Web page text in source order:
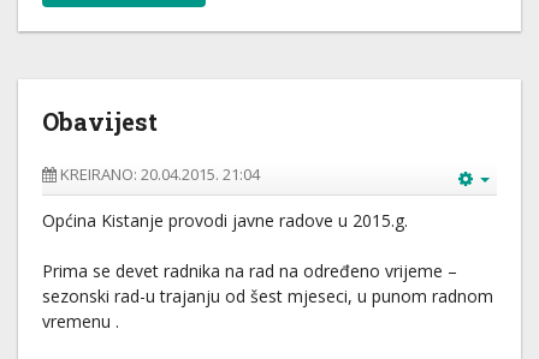
Obavijest
KREIRANO: 20.04.2015. 21:04
Općina Kistanje provodi javne radove u 2015.g.
Prima se devet radnika na rad na određeno vrijeme –
sezonski rad-u trajanju od šest mjeseci, u punom radnom
vremenu .